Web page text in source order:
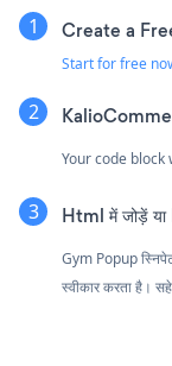
Create a
Start for free
Your code
Html में जोड़ें
Gym Popup
स्वीकार करता है।